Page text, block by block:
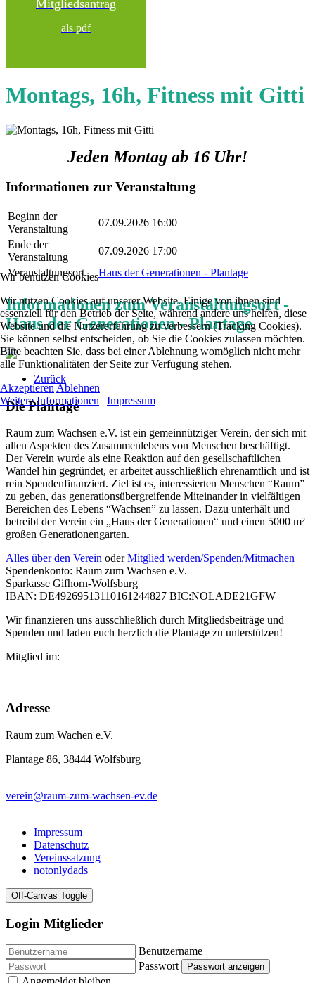
Mitgliedsantrag
als pdf
Montags, 16h, Fitness mit Gitti
Jeden Montag ab 16 Uhr!
Informationen zur Veranstaltung
Beginn der
Veranstaltung
07.09.2026 16:00
Ende der
Veranstaltung
07.09.2026 17:00
Veranstaltungsort
Haus der Generationen - Plantage
Informationen zum Veranstaltungsort -
Haus der Generationen - Plantage
Zurück
Die Plantage
Raum zum Wachsen e.V. ist ein gemeinnütziger Verein, der sich mit
allen Aspekten des Zusammenlebens von Menschen beschäftigt.
Der Verein wurde als eine Reaktion auf den gesellschaftlichen
Wandel hin gegründet, er arbeitet ausschließlich ehrenamtlich und ist
rein Spendenfinanziert. Ziel ist es, interessierten Menschen “Raum”
zu geben, das generationsübergreifende Miteinander in vielfältigen
Bereichen des Lebens “Wachsen” zu lassen. Dazu unterhält und
betreibt der Verein ein „Haus der Generationen“ und einen 5000 m²
großen Generationengarten.
Alles über den Verein oderMitglied werden/Spenden/Mitmachen
Spendenkonto: Raum zum Wachsen e.V.
Sparkasse Gifhorn-Wolfsburg
IBAN: DE49269513110161244827 BIC:NOLADE21GFW
Wir finanzieren uns ausschließlich durch Mitgliedsbeiträge und
Spenden und laden euch herzlich die Plantage zu unterstützen!
Mitglied im:
Adresse
Raum zum Wachen e.V.
Plantage 86, 38444 Wolfsburg
verein@raum-zum-wachsen-ev.de
Impressum
Datenschutz
Vereinssatzung
notonlydads
Off-Canvas Toggle
Login Mitglieder
Benutzername
Passwort
Passwort anzeigen
Wir benutzen Cookies
Wir nutzen Cookies auf unserer Website. Einige von ihnen sind
essenziell für den Betrieb der Seite, während andere uns helfen, diese
Website und die Nutzererfahrung zu verbessern (Tracking Cookies).
Sie können selbst entscheiden, ob Sie die Cookies zulassen möchten.
Bitte beachten Sie, dass bei einer Ablehnung womöglich nicht mehr
alle Funktionalitäten der Seite zur Verfügung stehen.
AkzeptierenAblehnen
Weitere Informationen | Impressum